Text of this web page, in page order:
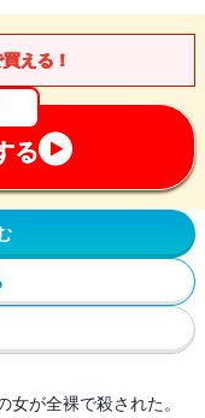
える！
る
が全裸で殺された。